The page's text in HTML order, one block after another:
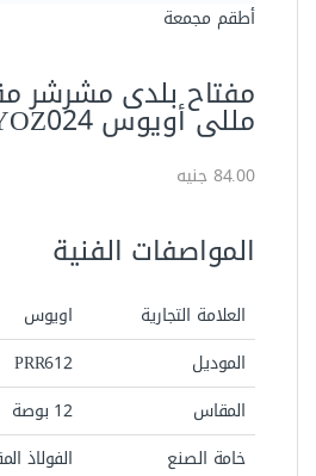
أطقم مجمعة
مللى أويوس YOZ024
84.00 جنيه
المواصفات الفنية
العلامة التجارية
اويوس
الموديل
PRR612
المقاس
12 بوصة
خامة الصنع
الفولاذ